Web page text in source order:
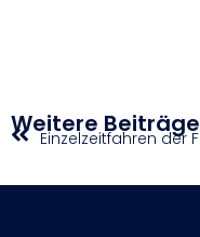
Weitere Beiträge